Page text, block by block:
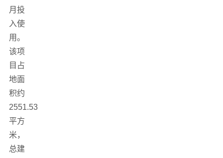
月投
入使
用。
该项
目占
地面
积约
2551.53
平方
米，
总建